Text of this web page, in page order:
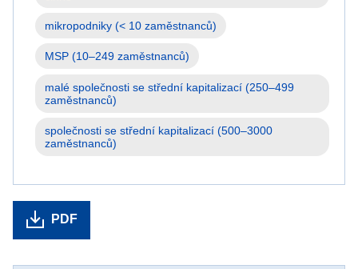
můžete
Informace
podniky
mikropodniky (< 10 zaměstnanců)
MSP (10–249 zaměstnanců)
malé společnosti se střední kapitalizací (250–499
zaměstnanců)
společnosti se střední kapitalizací (500–3000
zaměstnanců)
PDF